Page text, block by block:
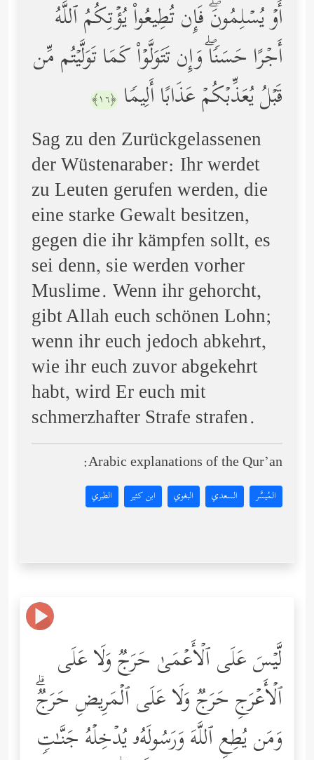
أَوۡ یُسۡلِمُونَۖ فَإِن تُطِیعُواْ یُؤۡتِكُمُ ٱللَّهُ
أَجۡرًا حَسَنࣰاۖ وَإِن تَتَوَلَّوۡاْ كَمَا تَوَلَّیۡتُم مِّن
قَبۡلُ یُعَذِّبۡكُمۡ عَذَابًا أَلِیمࣰا ﴿١٦﴾
Sag zu den Zurückgelassenen
der Wüstenaraber: Ihr werdet
zu Leuten gerufen werden, die
eine starke Gewalt besitzen,
gegen die ihr kämpfen sollt, es
sei denn, sie werden vorher
Muslime. Wenn ihr gehorcht,
gibt Allah euch schönen Lohn;
wenn ihr euch jedoch abkehrt,
wie ihr euch zuvor abgekehrt
habt, wird Er euch mit
schmerzhafter Strafe strafen.
Arabic explanations of the Qur’an:
المُيسَّر السعدي البغوي ابن كثير الطبري
لَّیۡسَ عَلَى ٱلۡأَعۡمَىٰ حَرَجࣱ وَلَا عَلَى
ٱلۡأَعۡرَجِ حَرَجࣱ وَلَا عَلَى ٱلۡمَرِیضِ حَرَجࣱۗ
وَمَن یُطِعِ ٱللَّهَ وَرَسُولَهُۥ یُدۡخِلۡهُ جَنَّـٰتࣲ